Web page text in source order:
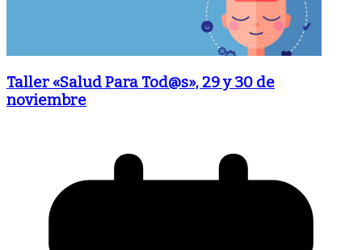
Taller «Salud Para Tod@s», 29 y 30 de
noviembre